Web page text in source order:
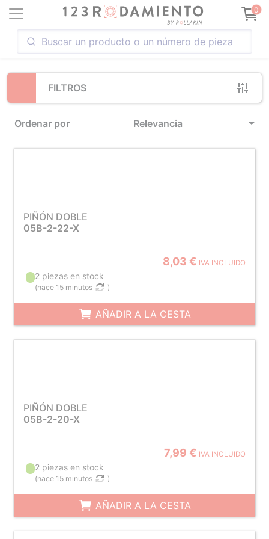
0
FILTROS
Ordenar por Relevancia
Loading...
PIÑÓN DOBLE
05B-2-22-X
8,03 € IVA INCLUIDO
2 piezas en stock
(hace 15 minutos )
AÑADIR A LA CESTA
PIÑÓN DOBLE
05B-2-20-X
7,99 € IVA INCLUIDO
2 piezas en stock
(hace 15 minutos )
AÑADIR A LA CESTA